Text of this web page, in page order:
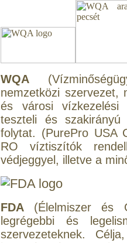
WQA
nemzetközi szervezet,
és városi vízkezelési
teszteli és
folytat. (PurePro USA
RO víztiszítók
védjeggyel, illetve a
FDA (Élelmiszer és
legrégebbi és
szervezeteknek.